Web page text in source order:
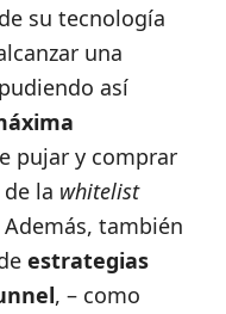
su tecnología
una
pudiendo así
pujar y comprar
la whitelist
también
estrategias
, – como